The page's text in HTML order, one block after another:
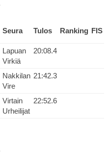
Seura Tulos Ranking FIS
Lapuan
Virkiä
20:08.4
Nakkilan
Vire
21:42.3
Virtain
Urheilijat
22:52.6